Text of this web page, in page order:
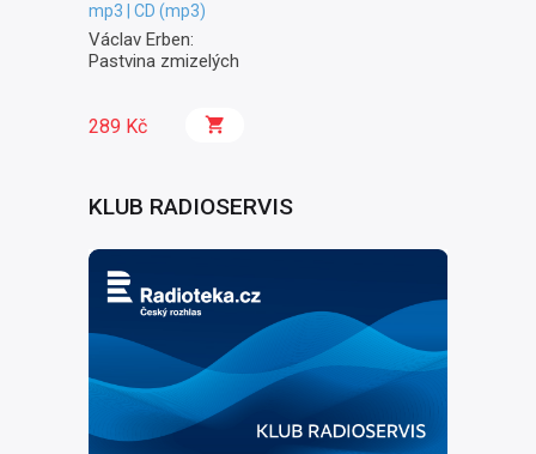
mp3 | CD (mp3)
Václav Erben:
Pastvina zmizelých
289 Kč
KLUB RADIOSERVIS